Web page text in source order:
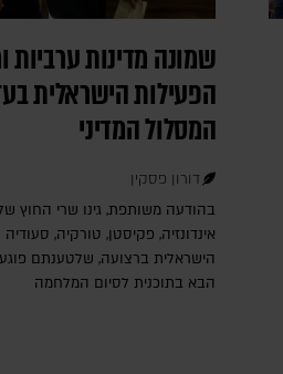
שמונה מדינות
הפעילות הישראלית
המסלול המדיני
דורון פסקין
בהודעה משותפת, גינו שרי החוץ
אינדונזיה, פקיסטן, טורקיה,
הישראלית ברצועה, שלטענתם
הבא בתוכנית לסיום המלחמה